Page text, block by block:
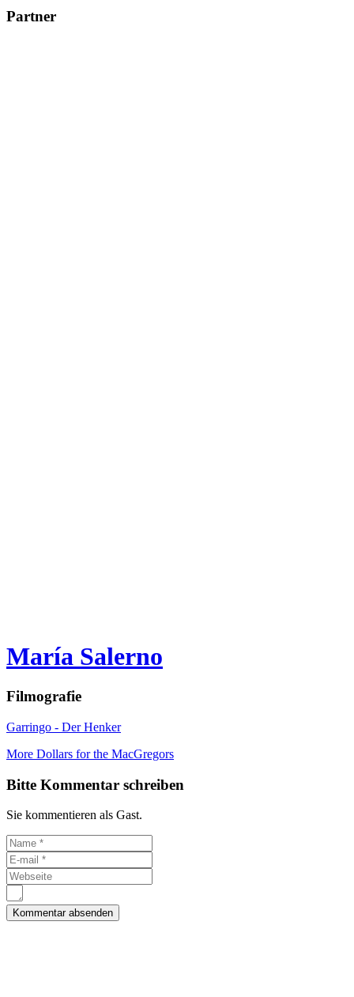
Partner
María Salerno
Filmografie
Garringo - Der Henker
More Dollars for the MacGregors
Bitte Kommentar schreiben
Sie kommentieren als Gast.